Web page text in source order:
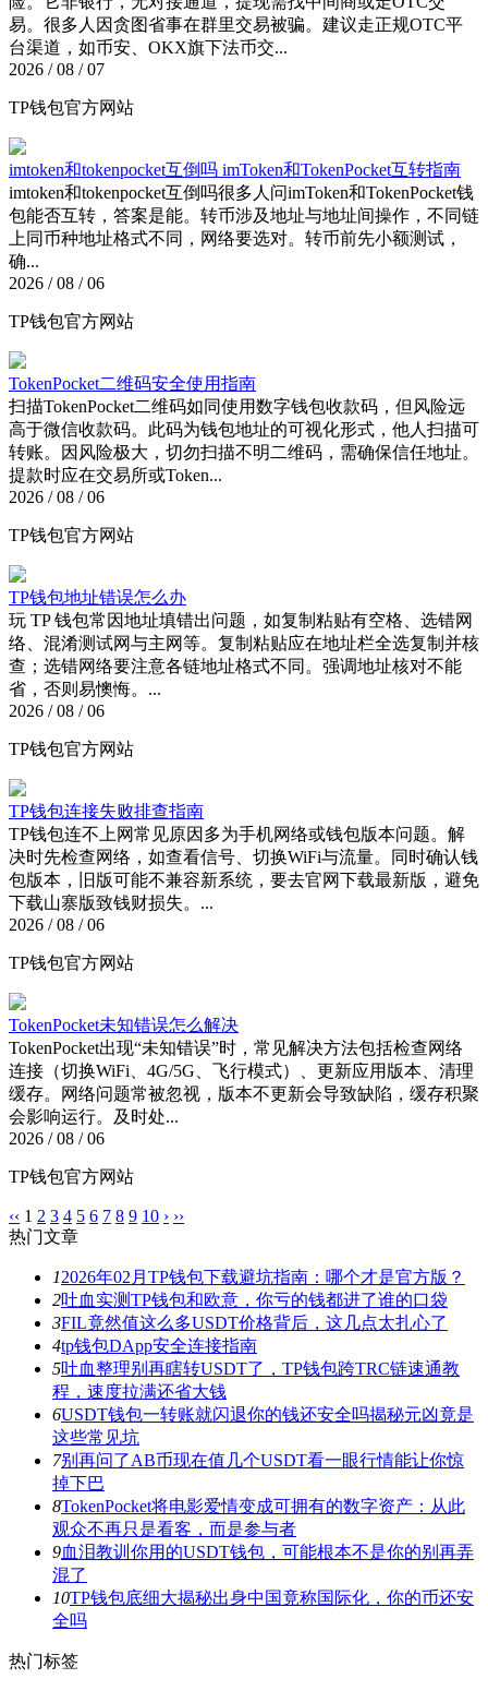
易。很多人因贪图省事在群里交易被骗。建议走正规OTC平
台渠道，如币安、OKX旗下法币交...
2026 / 08 / 07
TP钱包官方网站
imtoken和tokenpocket互倒吗 imToken和TokenPocket互转指南
imtoken和tokenpocket互倒吗很多人问imToken和TokenPocket钱
包能否互转，答案是能。转币涉及地址与地址间操作，不同链
上同币种地址格式不同，网络要选对。转币前先小额测试，
确...
2026 / 08 / 06
TP钱包官方网站
TokenPocket二维码安全使用指南
扫描TokenPocket二维码如同使用数字钱包收款码，但风险远
高于微信收款码。此码为钱包地址的可视化形式，他人扫描可
转账。因风险极大，切勿扫描不明二维码，需确保信任地址。
提款时应在交易所或Token...
2026 / 08 / 06
TP钱包官方网站
TP钱包地址错误怎么办
玩 TP 钱包常因地址填错出问题，如复制粘贴有空格、选错网
络、混淆测试网与主网等。复制粘贴应在地址栏全选复制并核
查；选错网络要注意各链地址格式不同。强调地址核对不能
省，否则易懊悔。...
2026 / 08 / 06
TP钱包官方网站
TP钱包连接失败排查指南
TP钱包连不上网常见原因多为手机网络或钱包版本问题。解
决时先检查网络，如查看信号、切换WiFi与流量。同时确认钱
包版本，旧版可能不兼容新系统，要去官网下载最新版，避免
下载山寨版致钱财损失。...
2026 / 08 / 06
TP钱包官方网站
TokenPocket未知错误怎么解决
TokenPocket出现“未知错误”时，常见解决方法包括检查网络
连接（切换WiFi、4G/5G、飞行模式）、更新应用版本、清理
缓存。网络问题常被忽视，版本不更新会导致缺陷，缓存积聚
会影响运行。及时处...
2026 / 08 / 06
TP钱包官方网站
‹‹ 1 2 3 4 5 6 7 8 9 10 › ››
热门文章
12026年02月TP钱包下载避坑指南：哪个才是官方版？
2吐血实测TP钱包和欧意，你亏的钱都进了谁的口袋
3FIL竟然值这么多USDT价格背后，这几点太扎心了
4tp钱包DApp安全连接指南
5吐血整理别再瞎转USDT了，TP钱包跨TRC链速通教
程，速度拉满还省大钱
6USDT钱包一转账就闪退你的钱还安全吗揭秘元凶竟是
这些常见坑
7别再问了AB币现在值几个USDT看一眼行情能让你惊
掉下巴
8TokenPocket将电影爱情变成可拥有的数字资产：从此
观众不再只是看客，而是参与者
9血泪教训你用的USDT钱包，可能根本不是你的别再弄
混了
10TP钱包底细大揭秘出身中国竟称国际化，你的币还安
全吗
热门标签